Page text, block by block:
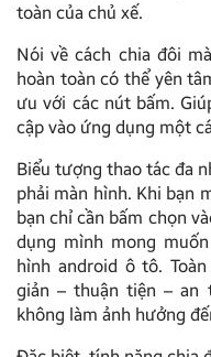
toàn của chủ xế.
Nói về cách chia đôi
hoàn toàn có thể yên
ưu với các nút bấm.
cập vào ứng dụng một
Biểu tượng thao tác đa
phải màn hình. Khi bạn
bạn chỉ cần bấm chọn
dụng mình mong
hình android ô tô.
giản – thuận tiện – an
không làm ảnh hưởng